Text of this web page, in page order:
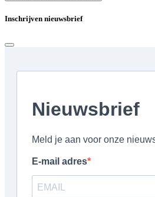
Inschrijven nieuwsbrief